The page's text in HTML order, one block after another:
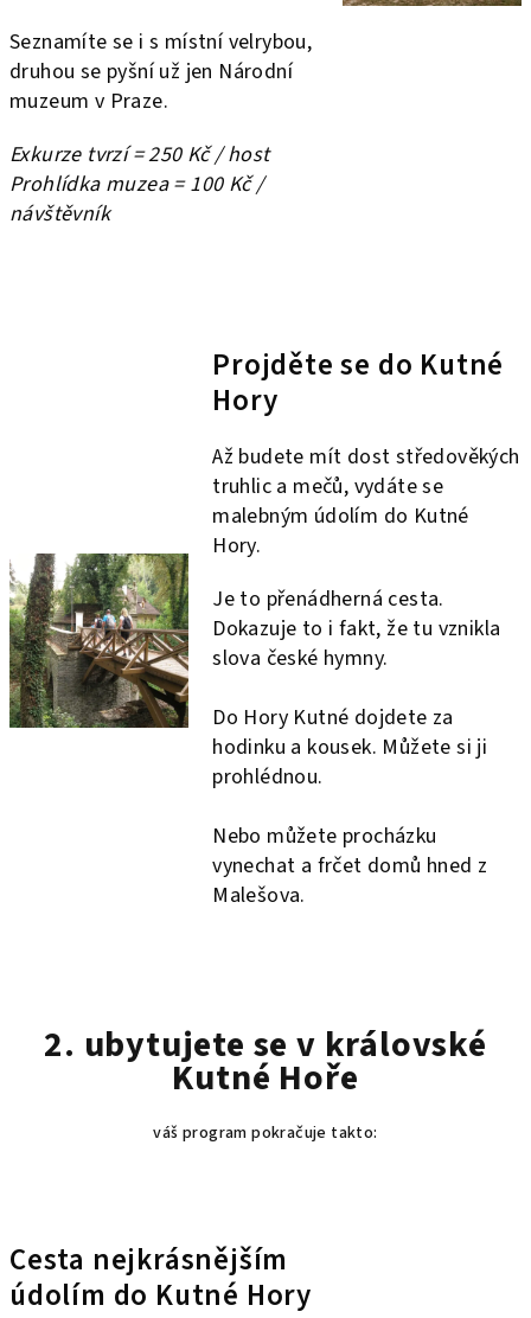
Seznamíte se i s místní velrybou,
druhou se pyšní už jen Národní
muzeum v Praze.
Exkurze tvrzí = 250 Kč / host
Prohlídka muzea = 100 Kč /
návštěvník
Projděte se do Kutné
Hory
Až budete mít dost středověkých
truhlic a mečů, vydáte se
malebným údolím do Kutné
Hory.
Je to přenádherná cesta.
Dokazuje to i fakt, že tu vznikla
slova české hymny.
Do Hory Kutné dojdete za
hodinku a kousek. Můžete si ji
prohlédnou.
Nebo můžete procházku
vynechat a frčet domů hned z
Malešova.
2. ubytujete se v královské
Kutné Hoře
váš program pokračuje takto:
Cesta nejkrásnějším
údolím do Kutné Hory